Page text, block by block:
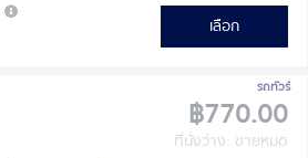
เลือก
รถทัวร์
฿770.00
ที่นั่งว่าง: ขายหมด